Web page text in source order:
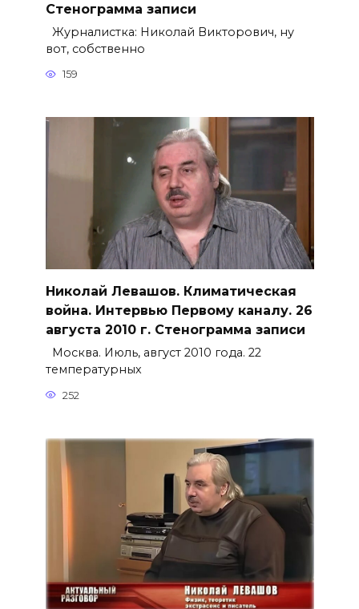
Стенограмма записи
Журналистка: Николай Викторович, ну
вот, собственно
159
Николай Левашов. Климатическая
война. Интервью Первому каналу. 26
августа 2010 г. Стенограмма записи
Москва. Июль, август 2010 года. 22
температурных
252